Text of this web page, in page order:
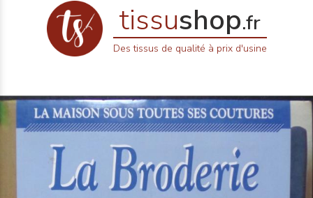
tissushop.fr
Des tissus de qualité à prix d'usine